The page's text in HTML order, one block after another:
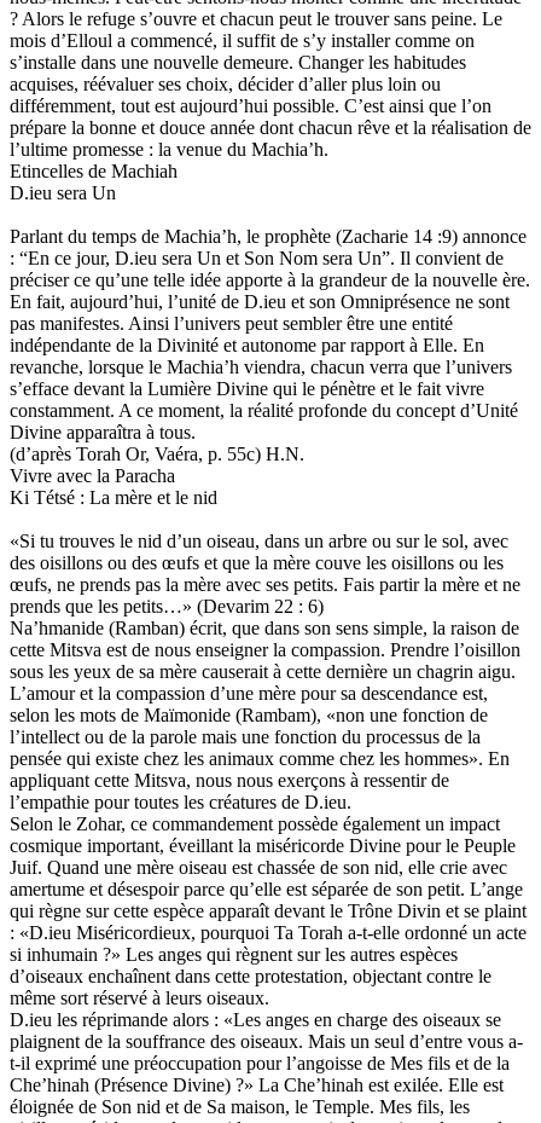
? Alors le refuge s’ouvre et chacun peut le trouver sans peine. Le
mois d’Elloul a commencé, il suffit de s’y installer comme on
s’installe dans une nouvelle demeure. Changer les habitudes
acquises, réévaluer ses choix, décider d’aller plus loin ou
différemment, tout est aujourd’hui possible. C’est ainsi que l’on
prépare la bonne et douce année dont chacun rêve et la réalisation de
l’ultime promesse : la venue du Machia’h.
Etincelles de Machiah
D.ieu sera Un
Parlant du temps de Machia’h, le prophète (Zacharie 14 :9) annonce
: “En ce jour, D.ieu sera Un et Son Nom sera Un”. Il convient de
préciser ce qu’une telle idée apporte à la grandeur de la nouvelle ère.
En fait, aujourd’hui, l’unité de D.ieu et son Omniprésence ne sont
pas manifestes. Ainsi l’univers peut sembler être une entité
indépendante de la Divinité et autonome par rapport à Elle. En
revanche, lorsque le Machia’h viendra, chacun verra que l’univers
s’efface devant la Lumière Divine qui le pénètre et le fait vivre
constamment. A ce moment, la réalité profonde du concept d’Unité
Divine apparaîtra à tous.
(d’après Torah Or, Vaéra, p. 55c) H.N.
Vivre avec la Paracha
Ki Tétsé : La mère et le nid
«Si tu trouves le nid d’un oiseau, dans un arbre ou sur le sol, avec
des oisillons ou des œufs et que la mère couve les oisillons ou les
œufs, ne prends pas la mère avec ses petits. Fais partir la mère et ne
prends que les petits…» (Devarim 22 : 6)
Na’hmanide (Ramban) écrit, que dans son sens simple, la raison de
cette Mitsva est de nous enseigner la compassion. Prendre l’oisillon
sous les yeux de sa mère causerait à cette dernière un chagrin aigu.
L’amour et la compassion d’une mère pour sa descendance est,
selon les mots de Maïmonide (Rambam), «non une fonction de
l’intellect ou de la parole mais une fonction du processus de la
pensée qui existe chez les animaux comme chez les hommes». En
appliquant cette Mitsva, nous nous exerçons à ressentir de
l’empathie pour toutes les créatures de D.ieu.
Selon le Zohar, ce commandement possède également un impact
cosmique important, éveillant la miséricorde Divine pour le Peuple
Juif. Quand une mère oiseau est chassée de son nid, elle crie avec
amertume et désespoir parce qu’elle est séparée de son petit. L’ange
qui règne sur cette espèce apparaît devant le Trône Divin et se plaint
: «D.ieu Miséricordieux, pourquoi Ta Torah a-t-elle ordonné un acte
si inhumain ?» Les anges qui règnent sur les autres espèces
d’oiseaux enchaînent dans cette protestation, objectant contre le
même sort réservé à leurs oiseaux.
D.ieu les réprimande alors : «Les anges en charge des oiseaux se
plaignent de la souffrance des oiseaux. Mais un seul d’entre vous a-
t-il exprimé une préoccupation pour l’angoisse de Mes fils et de la
Che’hinah (Présence Divine) ?» La Che’hinah est exilée. Elle est
éloignée de Son nid et de Sa maison, le Temple. Mes fils, les